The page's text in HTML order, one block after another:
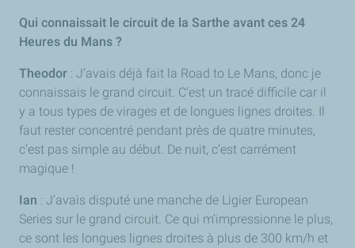
Qui connaissait le circuit de la Sarthe avant ces 24
Heures du Mans ?
Theodor : J’avais déjà fait la Road to Le Mans, donc je
connaissais le grand circuit. C’est un tracé difficile car il
y a tous types de virages et de longues lignes droites. Il
faut rester concentré pendant près de quatre minutes,
c’est pas simple au début. De nuit, c’est carrément
magique !
Ian : J’avais disputé une manche de Ligier European
Series sur le grand circuit. Ce qui m’impressionne le plus,
ce sont les longues lignes droites à plus de 300 km/h et